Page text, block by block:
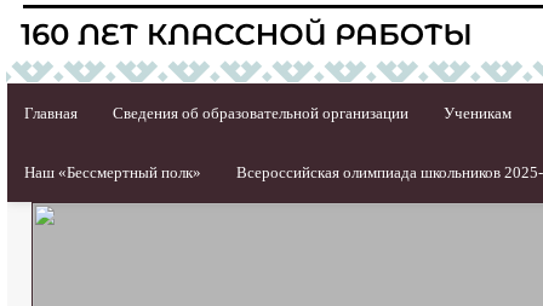
Главная Сведения об образовательной организации Ученикам
Наш «Бессмертный полк» Всероссийская олимпиада школьников